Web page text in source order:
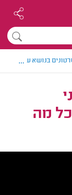
בנושא עיצוב פנים
...
מה